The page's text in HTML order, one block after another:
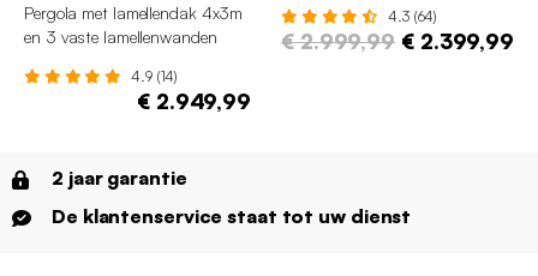
Pergola met lamellendak 4x3m
en 3 vaste lamellenwanden
4.9 (14)
€ 2.949,99
4.3 (64)
€ 2.999,99 € 2.399,99
2 jaar garantie
De klantenservice staat tot uw dienst